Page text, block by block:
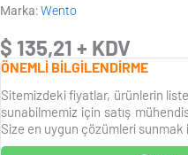
Marka:Wento
$ 135,21 + KDV
ÖNEMLİ BİLGİLENDİRME
Sitemizdeki fiyatlar, ürünlerin
sunabilmemiz için satış
Size en uygun çözümleri sunmak